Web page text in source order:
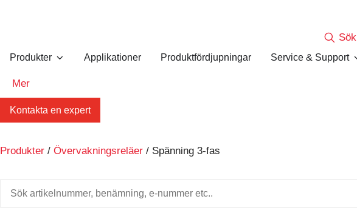
Sök
Produkter Applikationer Produktfördjupningar Service & Support
Mer
Kontakta en expert
Produkter / Övervakningsreläer / Spänning 3-fas